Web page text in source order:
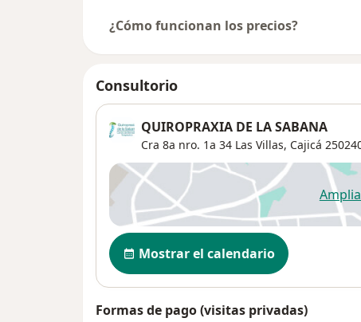
¿Cómo funcionan los precios?
Consultorio
QUIROPRAXIA DE LA SABANA
Cra 8a nro. 1a 34 Las Villas, Cajicá
se
Disponibilidad
Mostrar el calendario
Formas de pago (visitas privadas)